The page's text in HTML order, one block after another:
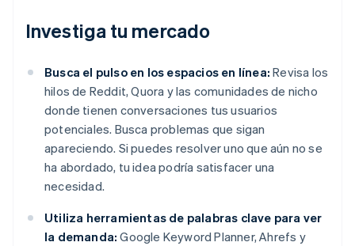
Investiga tu mercado
Busca el pulso en los espacios en línea: Revisa los
hilos de Reddit, Quora y las comunidades de nicho
donde tienen conversaciones tus usuarios
potenciales. Busca problemas que sigan
apareciendo. Si puedes resolver uno que aún no se
ha abordado, tu idea podría satisfacer una
necesidad.
Utiliza herramientas de palabras clave para ver
la demanda: Google Keyword Planner, Ahrefs y